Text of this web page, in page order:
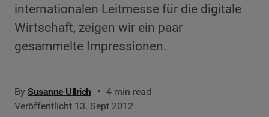
internationalen Leitmesse für die digitale
Wirtschaft, zeigen wir ein paar
gesammelte Impressionen.
By Susanne Ullrich
4 min read
Veröffentlicht 13. Sept 2012